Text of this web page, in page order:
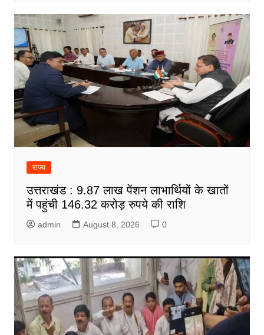
राज्य
उत्तराखंड : 9.87 लाख पेंशन लाभार्थियों के खातों
में पहुंची 146.32 करोड़ रुपये की राशि
admin August 8, 2026 0